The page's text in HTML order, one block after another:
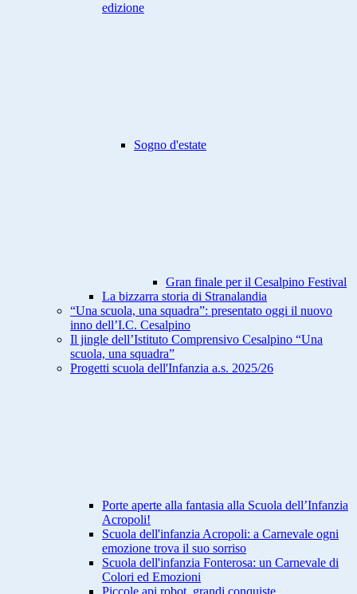
edizione
Sogno d'estate
Gran finale per il Cesalpino Festival
La bizzarra storia di Stranalandia
“Una scuola, una squadra”: presentato oggi il nuovo
inno dell’I.C. Cesalpino
Il jingle dell’Istituto Comprensivo Cesalpino “Una
scuola, una squadra”
Progetti scuola dell'Infanzia a.s. 2025/26
Porte aperte alla fantasia alla Scuola dell’Infanzia
Acropoli!
Scuola dell'infanzia Acropoli: a Carnevale ogni
emozione trova il suo sorriso
Scuola dell'infanzia Fonterosa: un Carnevale di
Colori ed Emozioni